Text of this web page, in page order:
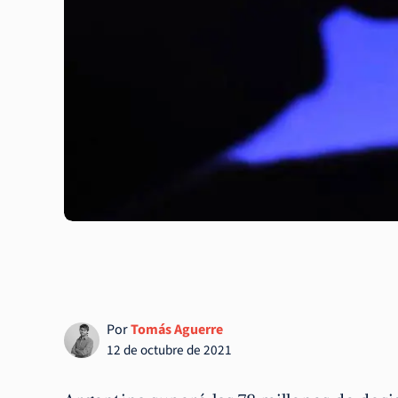
PorTomás Aguerre
12 de octubre de 2021